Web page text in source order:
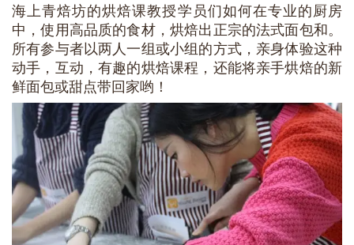
海上青焙坊的烘焙课教授学员们如何在专业的厨房
中，使用高品质的食材，烘焙出正宗的法式面包和。
所有参与者以两人一组或小组的方式，亲身体验这种
动手，互动，有趣的烘焙课程，还能将亲手烘焙的新
鲜面包或甜点带回家哟！